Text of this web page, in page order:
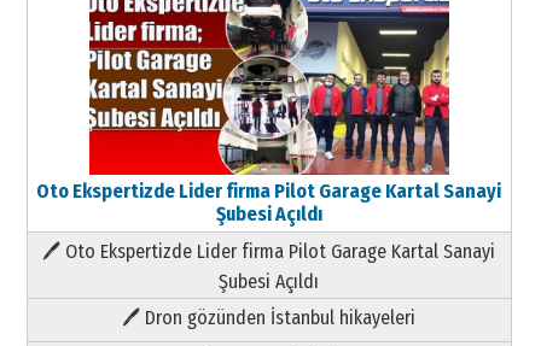
Oto Ekspertizde Lider firma Pilot Garage Kartal Sanayi
Şubesi Açıldı
🖊 Oto Ekspertizde Lider firma Pilot Garage Kartal Sanayi
Şubesi Açıldı
🖊 Dron gözünden İstanbul hikayeleri